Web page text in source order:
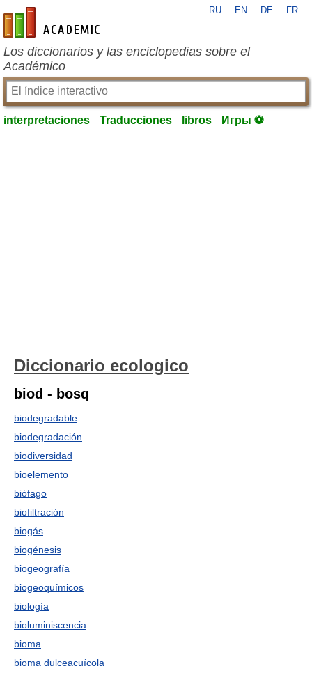
es-academic.com
RU EN DE FR
Los diccionarios y las enciclopedias sobre el
Académico
interpretaciones Traducciones libros Игры ⚽
Diccionario ecologico
biod - bosq
biodegradable
biodegradación
biodiversidad
bioelemento
biófago
biofiltración
biogás
biogénesis
biogeografía
biogeoquímicos
biología
bioluminiscencia
bioma
bioma dulceacuícola